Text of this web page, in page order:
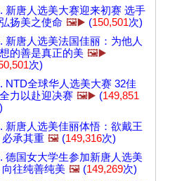
新唐人选美大赛迎来初赛 选手
扬美之使命 🖼️▶️ (150,501次)
新唐人选美法国佳丽：为他人
的善是真正的美 🖼️▶️
次)
NTD全球华人选美大赛 32佳
力以赴迎决赛 🖼️▶️ (149,851
新唐人选美佳丽体悟：欲戴王
必承其重 🖼️ (149,316次)
德国女大学生参加新唐人选美
向往纯善纯美 🖼️ (149,269次)